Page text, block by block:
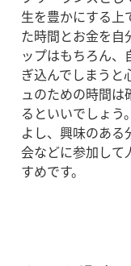
生を豊かにする上
た時間とお金を自
ップはもちろん、
ぎ込んでしまうと
ュのための時間は
るといいでしょう
よし、興味のある
会などに参加して
すめです。